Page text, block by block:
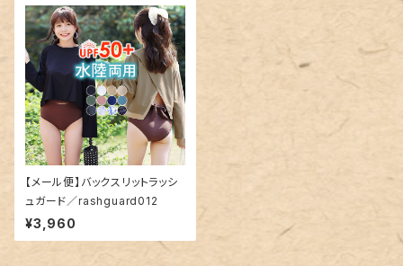
【メール便】バックスリットラッシ
ュガード／rashguard012
¥3,960